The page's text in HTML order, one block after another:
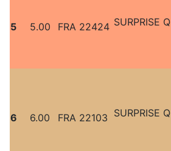
5 5.00 FRA 22424 SURPRISE Q
6 6.00 FRA 22103 SURPRISE Q